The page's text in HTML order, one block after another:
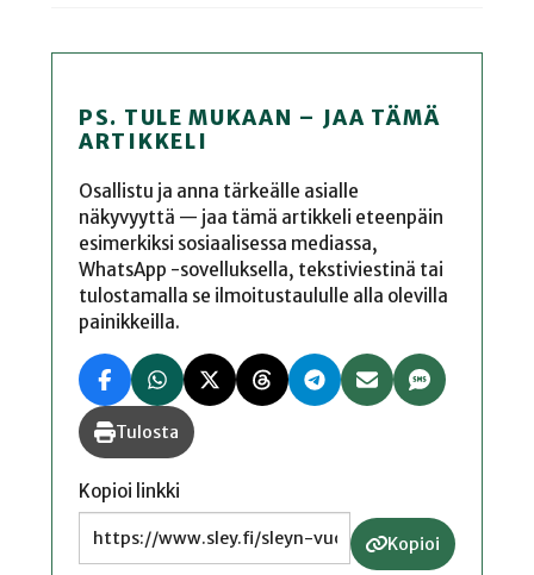
PS. TULE MUKAAN – JAA TÄMÄ
ARTIKKELI
Osallistu ja anna tärkeälle asialle
näkyvyyttä — jaa tämä artikkeli eteenpäin
esimerkiksi sosiaalisessa mediassa,
WhatsApp -sovelluksella, tekstiviestinä tai
tulostamalla se ilmoitustaululle alla olevilla
painikkeilla.
Tulosta
Kopioi linkki
Kopioi